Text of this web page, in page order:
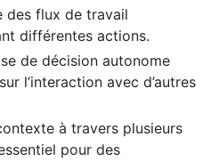
des flux de travail
différentes actions.
de décision autonome
l’interaction avec d’autres
à travers plusieurs
pour des